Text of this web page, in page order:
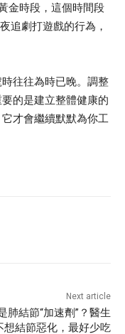
金時段，這個時間段
追劇打遊戲的行為，
往往為時已晚。調整
的是建立整體健康的
才會繼續默默為你工
Next article
肺結節“加速劑”？醫生
想結節惡化，最好少吃